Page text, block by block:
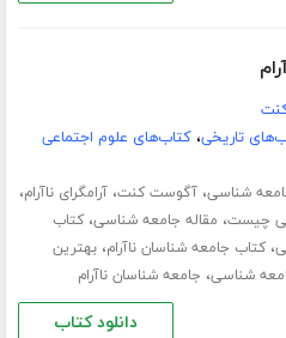
تاریخی،کتاب‌های علوم اجتماعی
شناسی،آگوست کنت،آرامگرای ناآرام،
چیست، مقاله جامعه شناسی،کتاب
،کتاب جامعه شناسان ناآرام،بهترین
شناسی، جامعه شناسان ناآرام
دانلود کتاب